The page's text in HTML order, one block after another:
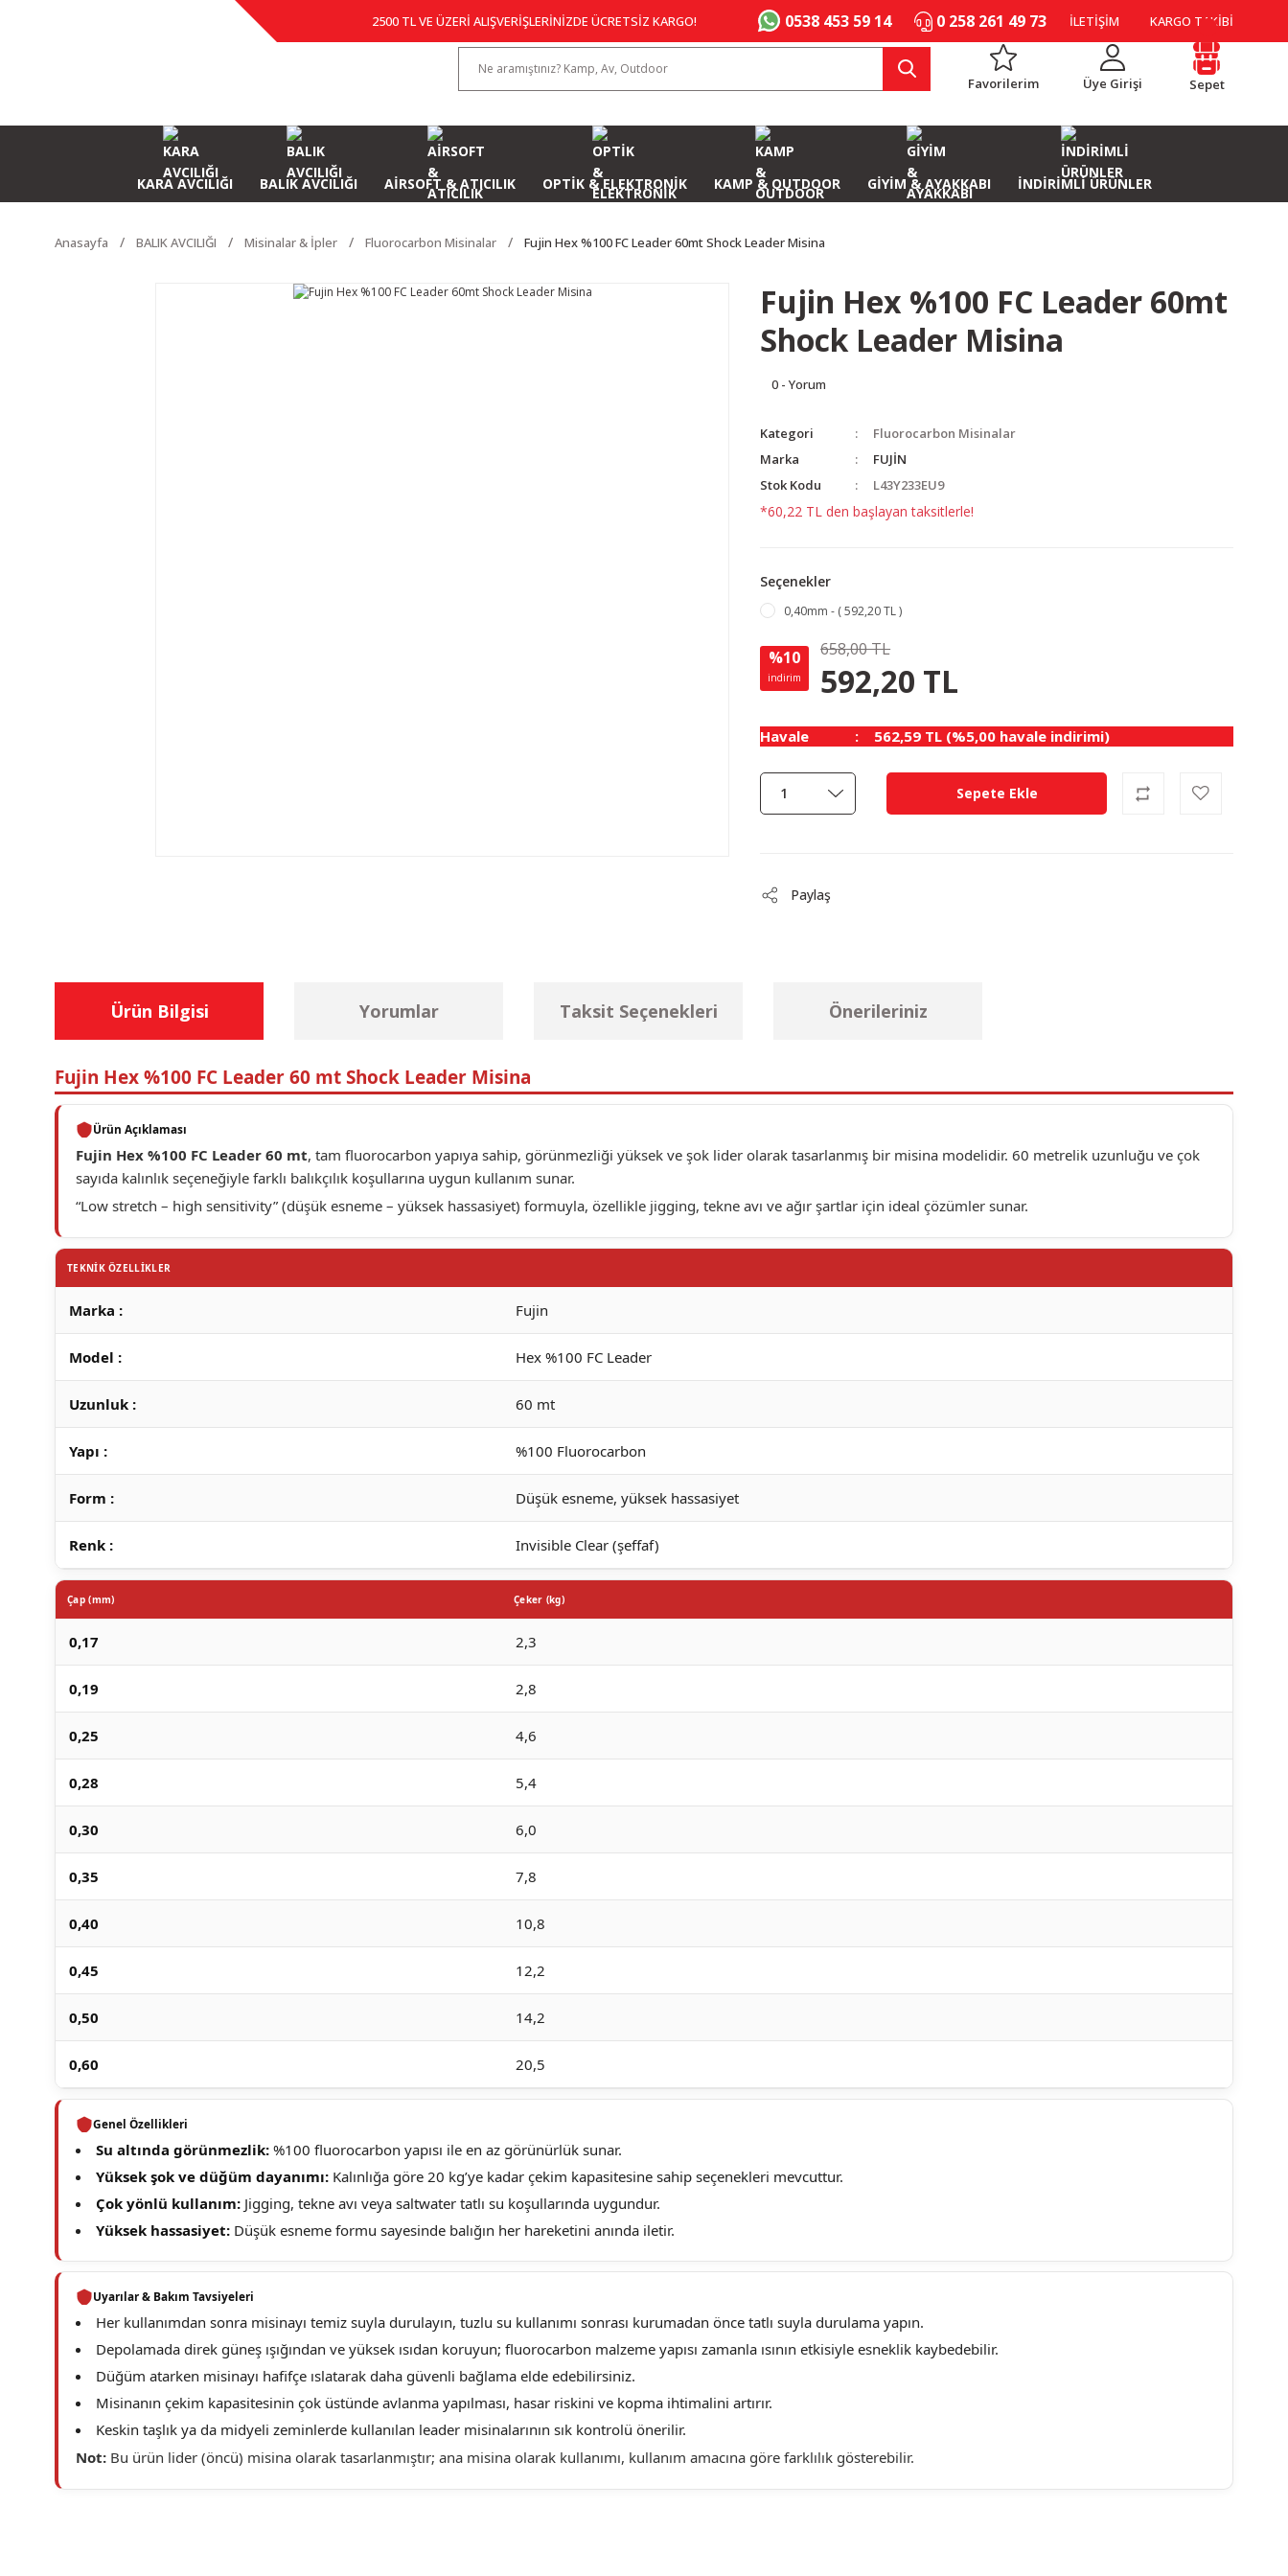
2500 TL VE ÜZERİ ALIŞVERİŞLERİNİZDE ÜCRETSİZ KARGO! 0538 453 59 14 0 258 261 49 73 İLETİŞİM KARGO TAKİBİ
Favorilerim Üye Girişi Sepet
KARA AVCILIĞI BALIK AVCILIĞI AİRSOFT & ATICILIK OPTİK & ELEKTRONİK KAMP & OUTDOOR GİYİM & AYAKKABI İNDİRİMLİ ÜRÜNLER
Anasayfa BALIK AVCILIĞI Misinalar & İpler Fluorocarbon Misinalar Fujin Hex %100 FC Leader 60mt Shock Leader Misina
Fujin Hex %100 FC Leader 60mt
Shock Leader Misina
0 - Yorum
Kategori
Fluorocarbon Misinalar
Marka
FUJİN
Stok Kodu
L43Y233EU9
*60,22 TL den başlayan taksitlerle!
Seçenekler
0,40mm - ( 592,20 TL )
%10
indirim
658,00 TL
592,20 TL
Havale 562,59 TL (%5,00 havale indirimi)
Sepete Ekle
Paylaş
Ürün Bilgisi Yorumlar Taksit Seçenekleri Önerileriniz
Fujin Hex %100 FC Leader 60 mt Shock Leader Misina
Ürün Açıklaması
Fujin Hex %100 FC Leader 60 mt, tam fluorocarbon yapıya sahip, görünmezliği yüksek ve şok lider olarak tasarlanmış bir misina modelidir. 60 metrelik uzunluğu ve çok
sayıda kalınlık seçeneğiyle farklı balıkçılık koşullarına uygun kullanım sunar.
“Low stretch – high sensitivity” (düşük esneme – yüksek hassasiyet) formuyla, özellikle jigging, tekne avı ve ağır şartlar için ideal çözümler sunar.
TEKNİK ÖZELLİKLER
Marka : Fujin
Model : Hex %100 FC Leader
Uzunluk : 60 mt
Yapı : %100 Fluorocarbon
Form : Düşük esneme, yüksek hassasiyet
Renk : Invisible Clear (şeffaf)
Çap (mm) Çeker (kg)
0,17 2,3
0,19 2,8
0,25 4,6
0,28 5,4
0,30 6,0
0,35 7,8
0,40 10,8
0,45 12,2
0,50 14,2
0,60 20,5
Genel Özellikleri
Su altında görünmezlik: %100 fluorocarbon yapısı ile en az görünürlük sunar.
Yüksek şok ve düğüm dayanımı: Kalınlığa göre 20 kg’ye kadar çekim kapasitesine sahip seçenekleri mevcuttur.
Çok yönlü kullanım: Jigging, tekne avı veya saltwater tatlı su koşullarında uygundur.
Yüksek hassasiyet: Düşük esneme formu sayesinde balığın her hareketini anında iletir.
Uyarılar & Bakım Tavsiyeleri
Her kullanımdan sonra misinayı temiz suyla durulayın, tuzlu su kullanımı sonrası kurumadan önce tatlı suyla durulama yapın.
Depolamada direk güneş ışığından ve yüksek ısıdan koruyun; fluorocarbon malzeme yapısı zamanla ısının etkisiyle esneklik kaybedebilir.
Düğüm atarken misinayı hafifçe ıslatarak daha güvenli bağlama elde edebilirsiniz.
Misinanın çekim kapasitesinin çok üstünde avlanma yapılması, hasar riskini ve kopma ihtimalini artırır.
Keskin taşlık ya da midyeli zeminlerde kullanılan leader misinalarının sık kontrolü önerilir.
Not: Bu ürün lider (öncü) misina olarak tasarlanmıştır; ana misina olarak kullanımı, kullanım amacına göre farklılık gösterebilir.